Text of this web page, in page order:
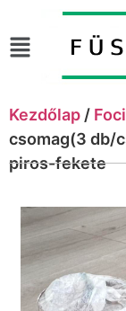
Kezdőlap /
csomag(3 db/
piros-fekete